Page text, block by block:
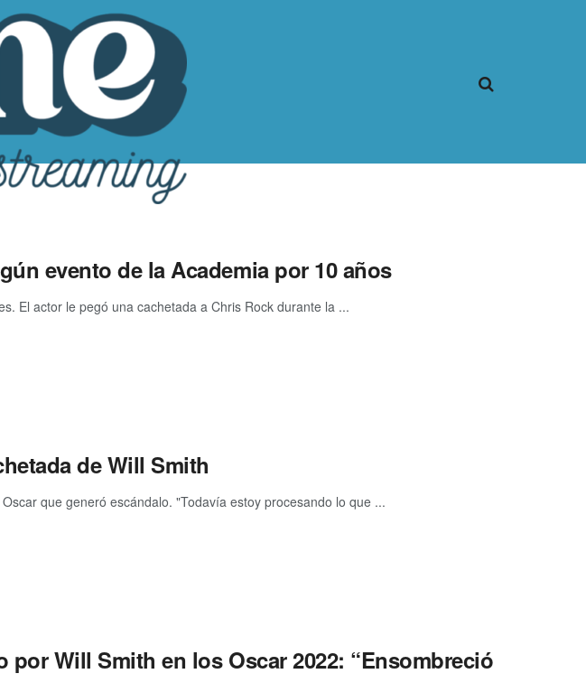
evento de la Academia por 10 años
El actor le pegó una cachetada a Chris Rock durante la ...
de Will Smith
que generó escándalo. "Todavía estoy procesando lo que ...
por Will Smith en los Oscar 2022: “Ensombreció